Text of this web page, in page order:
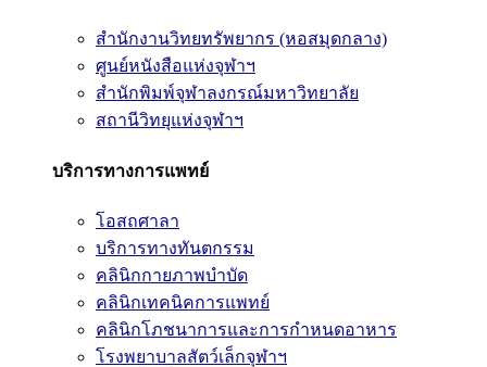
สำนักงานวิทยทรัพยากร (หอสมุดกลาง)
ศูนย์หนังสือแห่งจุฬาฯ
สำนักพิมพ์จุฬาลงกรณ์มหาวิทยาลัย
สถานีวิทยุแห่งจุฬาฯ
บริการทางการแพทย์
โอสถศาลา
บริการทางทันตกรรม
คลินิกกายภาพบำบัด
คลินิกเทคนิคการแพทย์
คลินิกโภชนาการและการกำหนดอาหาร
โรงพยาบาลสัตว์เล็กจุฬาฯ